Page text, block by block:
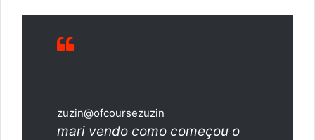
zuzin@ofcoursezuzin
mari vendo como começou o